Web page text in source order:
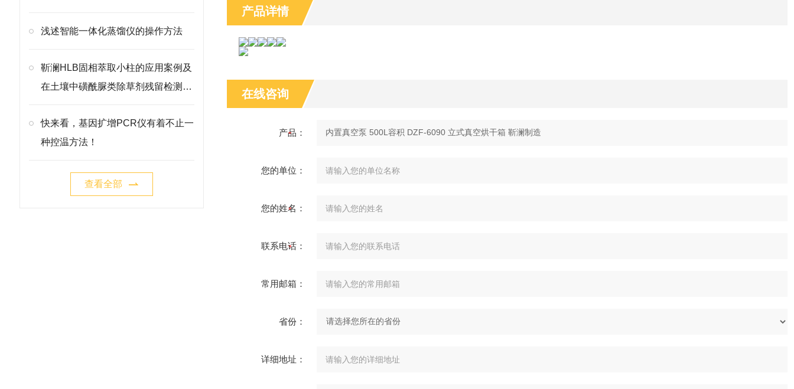
浅述智能一体化蒸馏仪的操作方法
靳澜HLB固相萃取小柱的应用案例及
在土壤中磺酰脲类除草剂残留检测中
快来看，基因扩增PCR仪有着不止一
种控温方法！
查看全部
产品详情
在线咨询
产品：
您的单位：
您的姓名：
联系电话：
常用邮箱：
省份：
详细地址：